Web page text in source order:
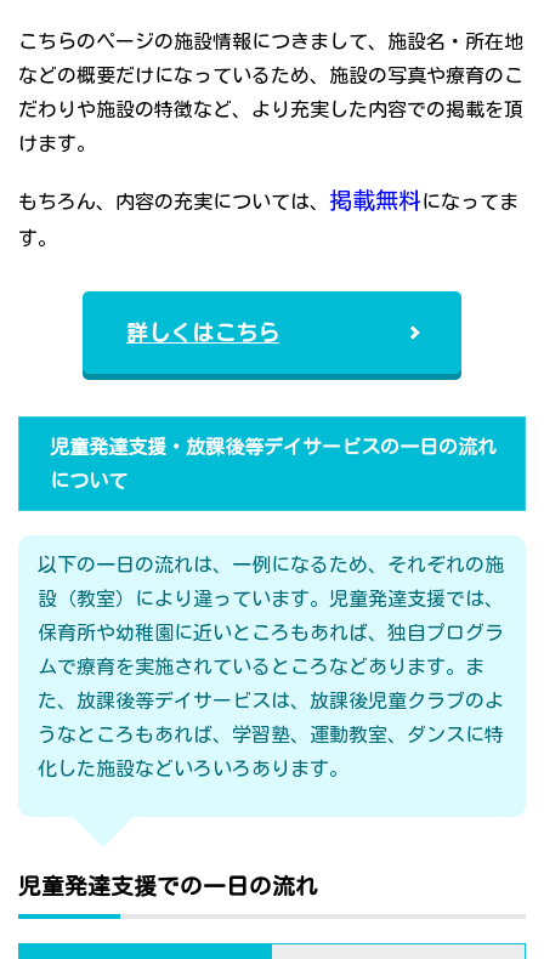
こちらのページの施設情報につきまして、施設名・所在地
などの概要だけになっているため、施設の写真や療育のこ
だわりや施設の特徴など、より充実した内容での掲載を頂
けます。
もちろん、内容の充実については、 掲載無料になってま
す。
詳しくはこちら
児童発達支援・放課後等デイサービスの一日の流れ
について
以下の一日の流れは、一例になるため、それぞれの施
設（教室）により違っています。児童発達支援では、
保育所や幼稚園に近いところもあれば、独自プログラ
ムで療育を実施されているところなどあります。ま
た、放課後等デイサービスは、放課後児童クラブのよ
うなところもあれば、学習塾、運動教室、ダンスに特
化した施設などいろいろあります。
児童発達支援での一日の流れ